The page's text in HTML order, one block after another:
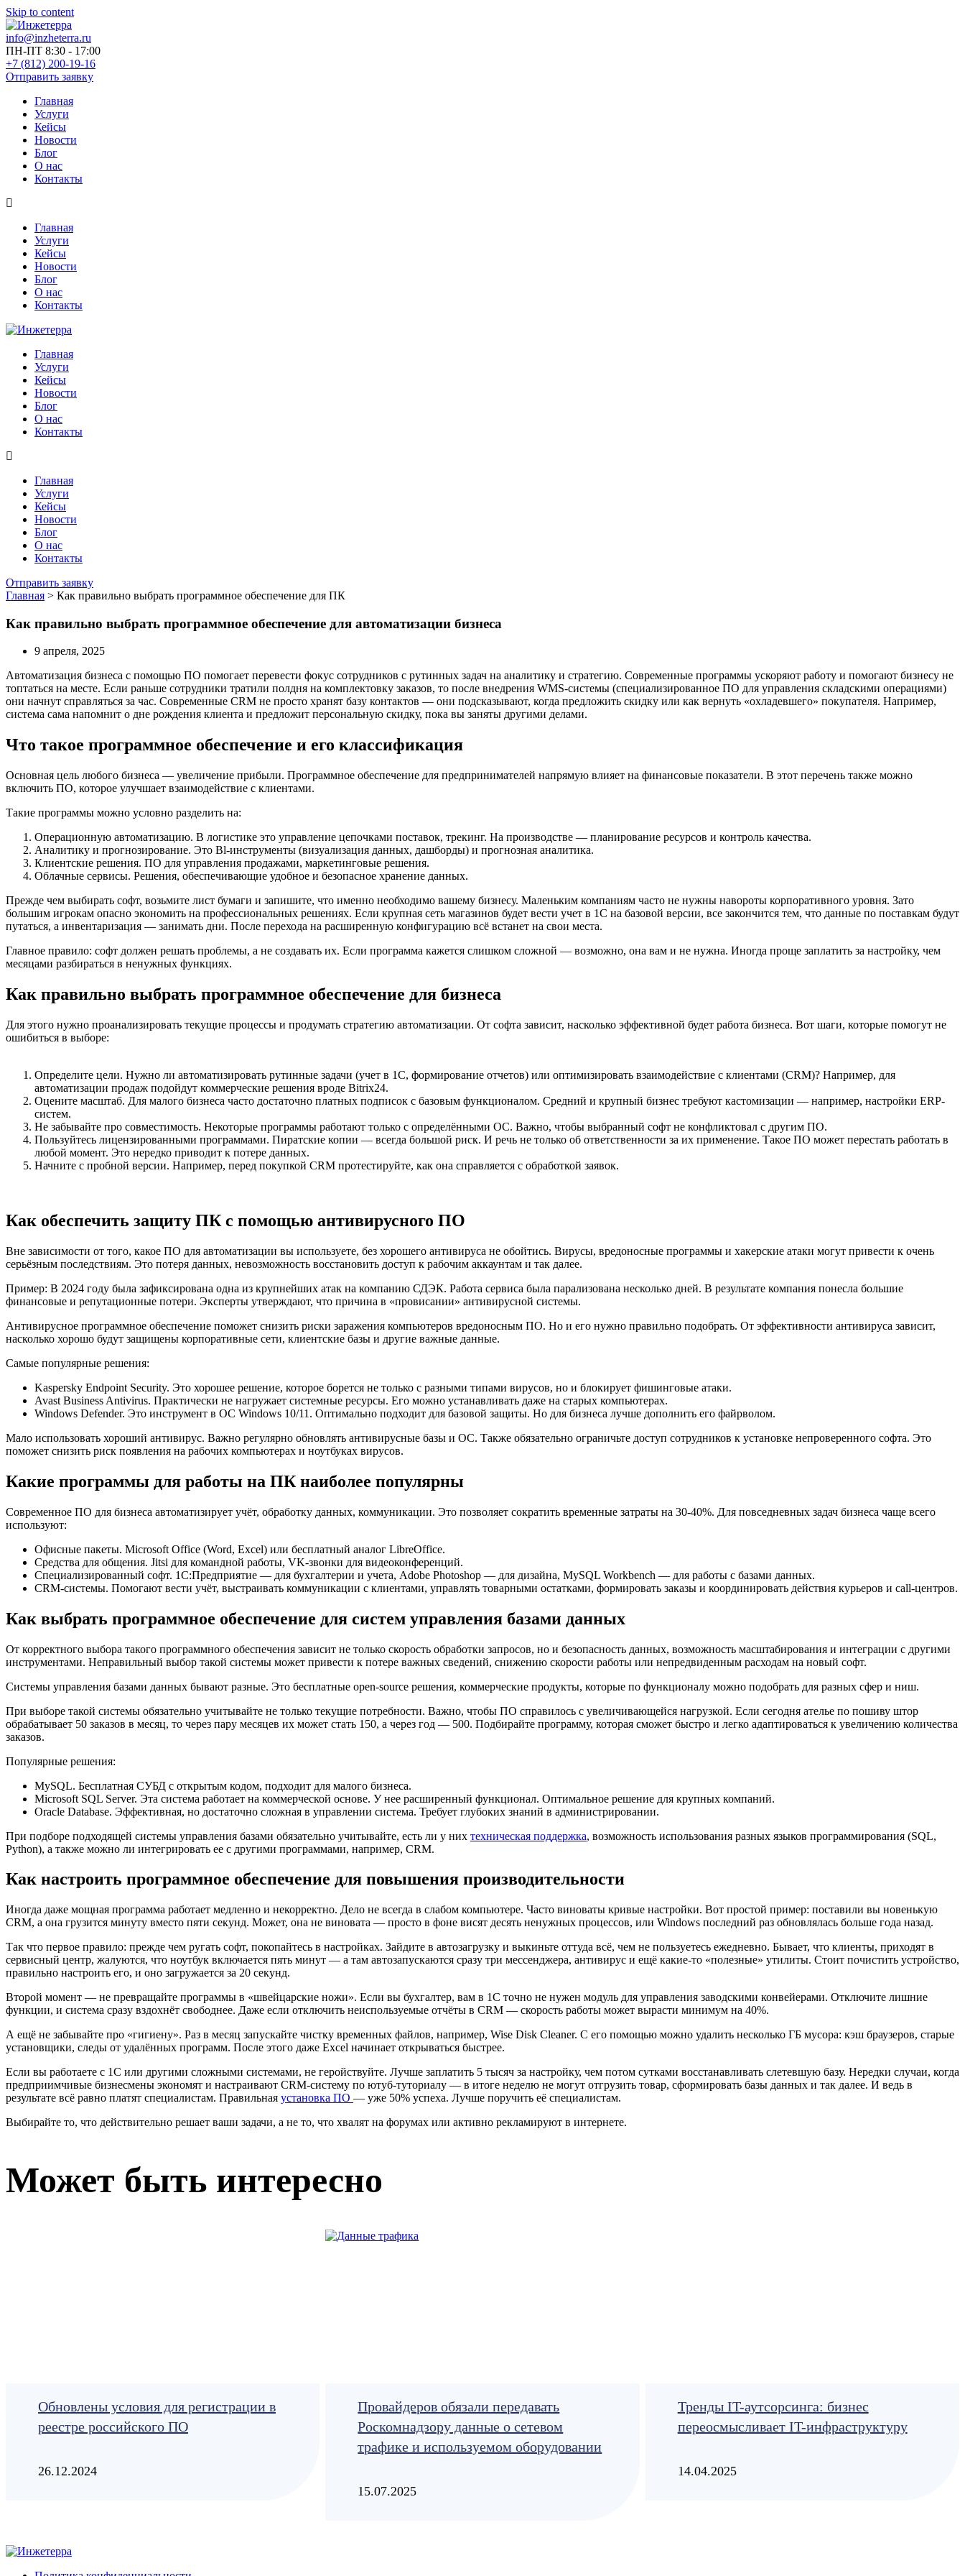
Skip to content
info@inzheterra.ru
ПН-ПТ 8:30 - 17:00
+7 (812) 200-19-16
Отправить заявку
Главная
Услуги
Кейсы
Новости
Блог
О нас
Контакты
Главная
Услуги
Кейсы
Новости
Блог
О нас
Контакты
Главная
Услуги
Кейсы
Новости
Блог
О нас
Контакты
Главная
Услуги
Кейсы
Новости
Блог
О нас
Контакты
Отправить заявку
Главная > Как правильно выбрать программное обеспечение для ПК
Как правильно выбрать программное обеспечение для автоматизации бизнеса
9 апреля, 2025
Автоматизация бизнеса с помощью ПО помогает перевести фокус сотрудников с рутинных задач на аналитику и стратегию. Современные программы ускоряют работу и помогают бизнесу не
топтаться на месте. Если раньше сотрудники тратили полдня на комплектовку заказов, то после внедрения WMS-системы (специализированное ПО для управления складскими операциями)
они начнут справляться за час. Современные CRM не просто хранят базу контактов — они подсказывают, когда предложить скидку или как вернуть «охладевшего» покупателя. Например,
система сама напомнит о дне рождения клиента и предложит персональную скидку, пока вы заняты другими делами.
Что такое программное обеспечение и его классификация
Основная цель любого бизнеса — увеличение прибыли. Программное обеспечение для предпринимателей напрямую влияет на финансовые показатели. В этот перечень также можно
включить ПО, которое улучшает взаимодействие с клиентами.
Такие программы можно условно разделить на:
Операционную автоматизацию. В логистике это управление цепочками поставок, трекинг. На производстве — планирование ресурсов и контроль качества.
Аналитику и прогнозирование. Это Bl-инструменты (визуализация данных, дашборды) и прогнозная аналитика.
Клиентские решения. ПО для управления продажами, маркетинговые решения.
Облачные сервисы. Решения, обеспечивающие удобное и безопасное хранение данных.
Прежде чем выбирать софт, возьмите лист бумаги и запишите, что именно необходимо вашему бизнесу. Маленьким компаниям часто не нужны навороты корпоративного уровня. Зато
большим игрокам опасно экономить на профессиональных решениях. Если крупная сеть магазинов будет вести учет в 1С на базовой версии, все закончится тем, что данные по поставкам будут
путаться, а инвентаризация — занимать дни. После перехода на расширенную конфигурацию всё встанет на свои места.
Главное правило: софт должен решать проблемы, а не создавать их. Если программа кажется слишком сложной — возможно, она вам и не нужна. Иногда проще заплатить за настройку, чем
месяцами разбираться в ненужных функциях.
Как правильно выбрать программное обеспечение для бизнеса
Для этого нужно проанализировать текущие процессы и продумать стратегию автоматизации. От софта зависит, насколько эффективной будет работа бизнеса. Вот шаги, которые помогут не
ошибиться в выборе:
Определите цели. Нужно ли автоматизировать рутинные задачи (учет в 1С, формирование отчетов) или оптимизировать взаимодействие с клиентами (CRM)? Например, для
автоматизации продаж подойдут коммерческие решения вроде Bitrix24.
Оцените масштаб. Для малого бизнеса часто достаточно платных подписок с базовым функционалом. Средний и крупный бизнес требуют кастомизации — например, настройки ERP-
систем.
Не забывайте про совместимость. Некоторые программы работают только с определёнными ОС. Важно, чтобы выбранный софт не конфликтовал с другим ПО.
Пользуйтесь лицензированными программами. Пиратские копии — всегда большой риск. И речь не только об ответственности за их применение. Такое ПО может перестать работать в
любой момент. Это нередко приводит к потере данных.
Начните с пробной версии. Например, перед покупкой CRM протестируйте, как она справляется с обработкой заявок.
Как обеспечить защиту ПК с помощью антивирусного ПО
Вне зависимости от того, какое ПО для автоматизации вы используете, без хорошего антивируса не обойтись. Вирусы, вредоносные программы и хакерские атаки могут привести к очень
серьёзным последствиям. Это потеря данных, невозможность восстановить доступ к рабочим аккаунтам и так далее.
Пример: В 2024 году была зафиксирована одна из крупнейших атак на компанию СДЭК. Работа сервиса была парализована несколько дней. В результате компания понесла большие
финансовые и репутационные потери. Эксперты утверждают, что причина в «провисании» антивирусной системы.
Антивирусное программное обеспечение поможет снизить риски заражения компьютеров вредоносным ПО. Но и его нужно правильно подобрать. От эффективности антивируса зависит,
насколько хорошо будут защищены корпоративные сети, клиентские базы и другие важные данные.
Самые популярные решения:
Kaspersky Endpoint Security. Это хорошее решение, которое борется не только с разными типами вирусов, но и блокирует фишинговые атаки.
Avast Business Antivirus. Практически не нагружает системные ресурсы. Его можно устанавливать даже на старых компьютерах.
Windows Defender. Это инструмент в ОС Windows 10/11. Оптимально подходит для базовой защиты. Но для бизнеса лучше дополнить его файрволом.
Мало использовать хороший антивирус. Важно регулярно обновлять антивирусные базы и ОС. Также обязательно ограничьте доступ сотрудников к установке непроверенного софта. Это
поможет снизить риск появления на рабочих компьютерах и ноутбуках вирусов.
Какие программы для работы на ПК наиболее популярны
Современное ПО для бизнеса автоматизирует учёт, обработку данных, коммуникации. Это позволяет сократить временные затраты на 30-40%. Для повседневных задач бизнеса чаще всего
используют:
Офисные пакеты. Microsoft Office (Word, Excel) или бесплатный аналог LibreOffice.
Средства для общения. Jitsi для командной работы, VK-звонки для видеоконференций.
Специализированный софт. 1С:Предприятие — для бухгалтерии и учета, Adobe Photoshop — для дизайна, MySQL Workbench — для работы с базами данных.
CRM-системы. Помогают вести учёт, выстраивать коммуникации с клиентами, управлять товарными остатками, формировать заказы и координировать действия курьеров и call-центров.
Как выбрать программное обеспечение для систем управления базами данных
От корректного выбора такого программного обеспечения зависит не только скорость обработки запросов, но и безопасность данных, возможность масштабирования и интеграции с другими
инструментами. Неправильный выбор такой системы может привести к потере важных сведений, снижению скорости работы или непредвиденным расходам на новый софт.
Системы управления базами данных бывают разные. Это бесплатные open-source решения, коммерческие продукты, которые по функционалу можно подобрать для разных сфер и ниш.
При выборе такой системы обязательно учитывайте не только текущие потребности. Важно, чтобы ПО справилось с увеличивающейся нагрузкой. Если сегодня ателье по пошиву штор
обрабатывает 50 заказов в месяц, то через пару месяцев их может стать 150, а через год — 500. Подбирайте программу, которая сможет быстро и легко адаптироваться к увеличению количества
заказов.
Популярные решения:
MySQL. Бесплатная СУБД с открытым кодом, подходит для малого бизнеса.
Microsoft SQL Server. Эта система работает на коммерческой основе. У нее расширенный функционал. Оптимальное решение для крупных компаний.
Oracle Database. Эффективная, но достаточно сложная в управлении система. Требует глубоких знаний в администрировании.
При подборе подходящей системы управления базами обязательно учитывайте, есть ли у них техническая поддержка, возможность использования разных языков программирования (SQL,
Python), а также можно ли интегрировать ее с другими программами, например, CRM.
Как настроить программное обеспечение для повышения производительности
Иногда даже мощная программа работает медленно и некорректно. Дело не всегда в слабом компьютере. Часто виноваты кривые настройки. Вот простой пример: поставили вы новенькую
CRM, а она грузится минуту вместо пяти секунд. Может, она не виновата — просто в фоне висят десять ненужных процессов, или Windows последний раз обновлялась больше года назад.
Так что первое правило: прежде чем ругать софт, покопайтесь в настройках. Зайдите в автозагрузку и выкиньте оттуда всё, чем не пользуетесь ежедневно. Бывает, что клиенты, приходят в
сервисный центр, жалуются, что ноутбук включается пять минут — а там автозапускаются сразу три мессенджера, антивирус и ещё какие-то «полезные» утилиты. Стоит почистить устройство,
правильно настроить его, и оно загружается за 20 секунд.
Второй момент — не превращайте программы в «швейцарские ножи». Если вы бухгалтер, вам в 1С точно не нужен модуль для управления заводскими конвейерами. Отключите лишние
функции, и система сразу вздохнёт свободнее. Даже если отключить неиспользуемые отчёты в CRM — скорость работы может вырасти минимум на 40%.
А ещё не забывайте про «гигиену». Раз в месяц запускайте чистку временных файлов, например, Wise Disk Cleaner. С его помощью можно удалить несколько ГБ мусора: кэш браузеров, старые
установщики, следы от удалённых программ. После этого даже Excel начинает открываться быстрее.
Если вы работаете с 1С или другими сложными системами, не геройствуйте. Лучше заплатить 5 тысяч за настройку, чем потом сутками восстанавливать слетевшую базу. Нередки случаи, когда
предприимчивые бизнесмены экономят и настраивают CRM-систему по ютуб-туториалу — в итоге неделю не могут отгрузить товар, сформировать базы данных и так далее. И ведь в
результате всё равно платят специалистам. Правильная установка ПО — уже 50% успеха. Лучше поручить её специалистам.
Выбирайте то, что действительно решает ваши задачи, а не то, что хвалят на форумах или активно рекламируют в интернете.
Может быть интересно
Обновлены условия для регистрации в
реестре российского ПО
26.12.2024
Провайдеров обязали передавать
Роскомнадзору данные о сетевом
трафике и используемом оборудовании
15.07.2025
Тренды IT-аутсорсинга: бизнес
переосмысливает IT-инфраструктуру
14.04.2025